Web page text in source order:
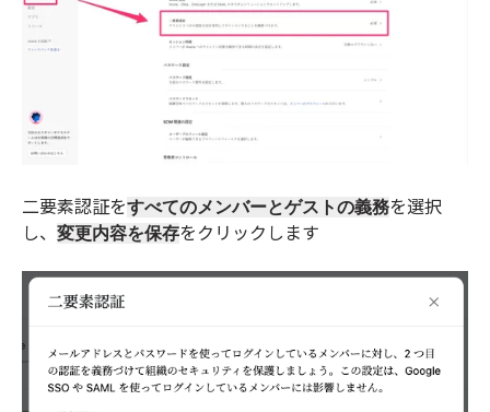
二要素認証をすべてのメンバーとゲストの義務を選択
し、 変更内容を保存をクリックします